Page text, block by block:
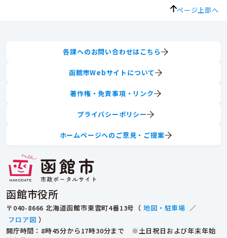
ページ上部へ
函館市役所
〒040-8666 北海道函館市東雲町4番13号（ 地図・駐車場 ／
フロア図 ）
開庁時間：8時45分から17時30分まで ※土日祝日および年末年始
各課へのお問い合わせはこちら
函館市Webサイトについて
著作権・免責事項・リンク
プライバシーポリシー
ホームページへのご意見・ご提案